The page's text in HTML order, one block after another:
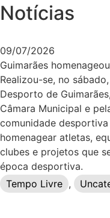
Notícias
09/07/2026
Guimarães
Realizou-se, no
Desporto de
Câmara Municipal e
comunidade
homenagear atletas,
clubes e projetos que
época desportiva.
Tempo Livre ,